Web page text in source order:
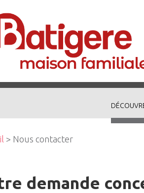
> Nous contacter
demande